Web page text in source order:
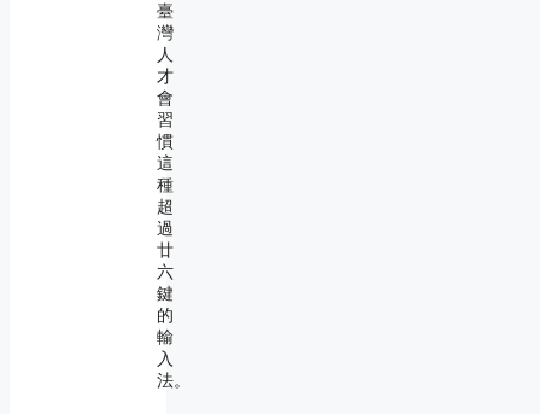
臺
灣
人
才
會
習
慣
這
種
超
過
廿
六
鍵
的
輸
入
法。